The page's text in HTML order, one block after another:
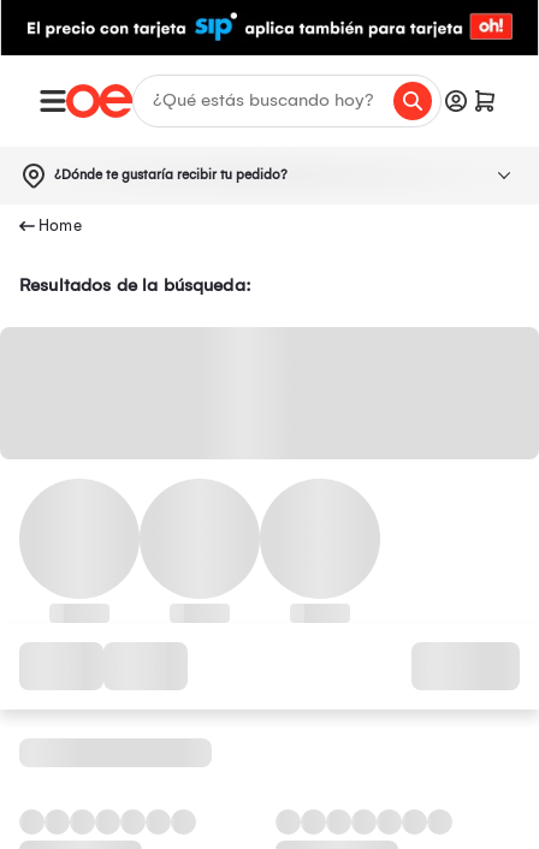
¿Dónde te gustaría recibir tu pedido?
Resultados de la búsqueda: